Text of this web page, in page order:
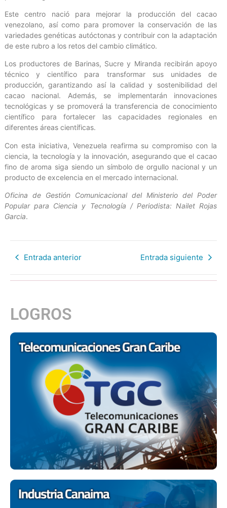
Este centro nació para mejorar la producción del cacao
venezolano, así como para promover la conservación de las
variedades genéticas autóctonas y contribuir con la adaptación
de este rubro a los retos del cambio climático.
Los productores de Barinas, Sucre y Miranda recibirán apoyo
técnico y científico para transformar sus unidades de
producción, garantizando así la calidad y sostenibilidad del
cacao nacional. Además, se implementarán innovaciones
tecnológicas y se promoverá la transferencia de conocimiento
científico para fortalecer las capacidades regionales en
diferentes áreas científicas.
Con esta iniciativa, Venezuela reafirma su compromiso con la
ciencia, la tecnología y la innovación, asegurando que el cacao
fino de aroma siga siendo un símbolo de orgullo nacional y un
producto de excelencia en el mercado internacional.
Oficina de Gestión Comunicacional del Ministerio del Poder
Popular para Ciencia y Tecnología / Periodista: Nailet Rojas
Garcia.
Entrada anterior Entrada siguiente
LOGROS